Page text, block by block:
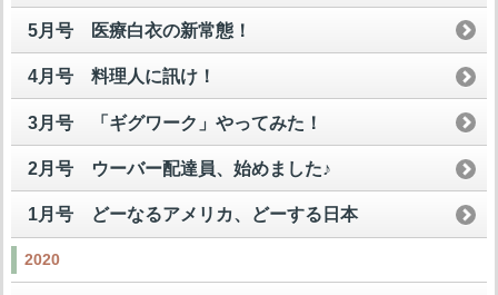
5月号 医療白衣の新常態！
4月号 料理人に訊け！
3月号 「ギグワーク」やってみた！
2月号 ウーバー配達員、始めました♪
1月号 どーなるアメリカ、どーする日本
2020